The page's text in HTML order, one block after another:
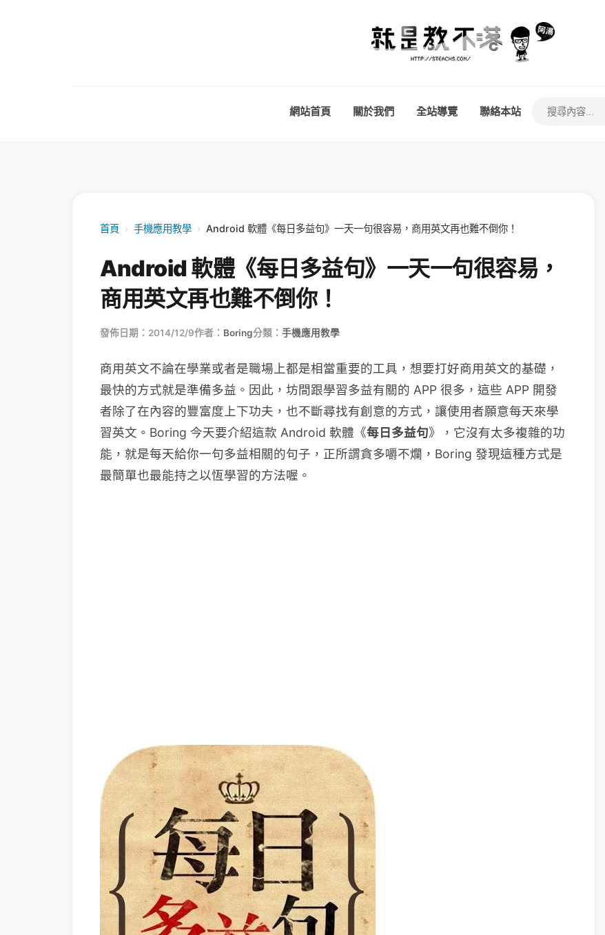
網站首頁 關於我們 全站導覽 聯絡本站
首頁 › 手機應用教學 › Android 軟體《每日多益句》一天一句很容易，商用英文再也難不倒你！
Android 軟體《每日多益句》一天一句很容易，
商用英文再也難不倒你！
發佈日期：2014/12/9作者： Boring分類： 手機應用教學
商用英文不論在學業或者是職場上都是相當重要的工具，想要打好商用英文的基礎，
最快的方式就是準備多益。因此，坊間跟學習多益有關的 APP 很多，這些 APP 開發
者除了在內容的豐富度上下功夫，也不斷尋找有創意的方式，讓使用者願意每天來學
習英文。Boring 今天要介紹這款 Android 軟體《每日多益句》，它沒有太多複雜的功
能，就是每天給你一句多益相關的句子，正所謂貪多嚼不爛，Boring 發現這種方式是
最簡單也最能持之以恆學習的方法喔。